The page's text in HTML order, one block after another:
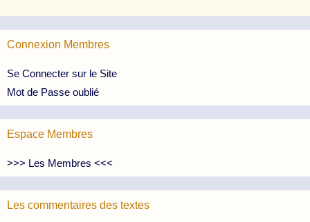
Connexion Membres
Se Connecter sur le Site
Mot de Passe oublié
Espace Membres
>>> Les Membres <<<
Les commentaires des textes